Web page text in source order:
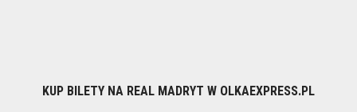
KUP BILETY NA REAL MADRYT W OLKAEXPRESS.PL